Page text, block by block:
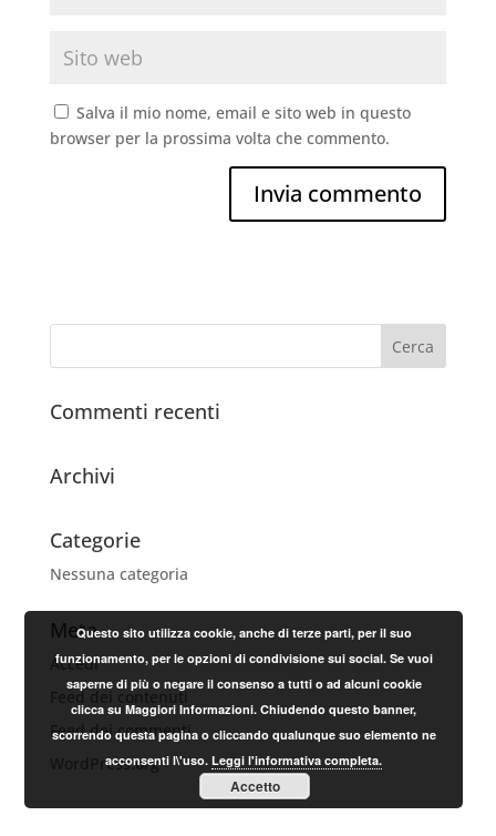
Salva il mio nome, email e sito web in questo
browser per la prossima volta che commento.
Commenti recenti
Archivi
Categorie
Nessuna categoria
Meta
Accedi
Feed dei contenuti
Feed dei commenti
WordPress.org
Questo sito utilizza cookie, anche di terze parti, per il suo
funzionamento, per le opzioni di condivisione sui social. Se vuoi
saperne di più o negare il consenso a tutti o ad alcuni cookie
clicca su Maggiori Informazioni. Chiudendo questo banner,
scorrendo questa pagina o cliccando qualunque suo elemento ne
acconsenti l\'uso.Leggi l'informativa completa.
Accetto